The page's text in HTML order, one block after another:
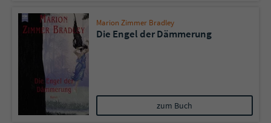
Marion Zimmer Bradley
Die Engel der Dämmerung
zum Buch